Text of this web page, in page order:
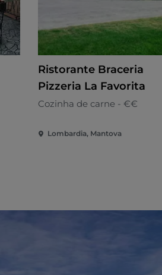
Ristorante Braceria
Pizzeria La Favorita
Cozinha de carne - €€
Lombardia, Mantova